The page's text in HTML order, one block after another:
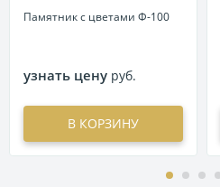
Памятник с цветами Ф-100
узнать цену руб.
В КОРЗИНУ